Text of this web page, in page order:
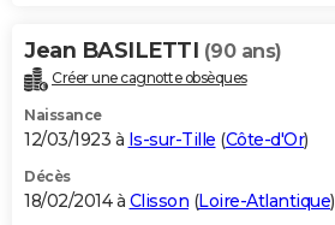
Jean BASILETTI (90 ans)
Créer une cagnotte obsèques
Naissance
12/03/1923 à Is-sur-Tille (Côte-d'Or)
Décès
18/02/2014 à Clisson (Loire-Atlantique)